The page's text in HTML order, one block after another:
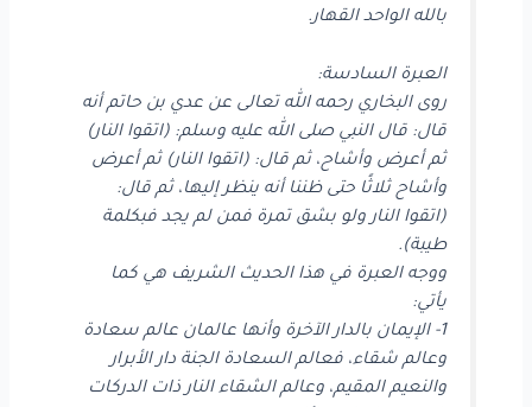
بالله الواحد القهار.
العبرة السادسة:
روى البخاري رحمه الله تعالى عن عدي بن حاتم أنه
قال: قال النبي صلى الله عليه وسلم: (اتقوا النار)
ثم أعرض وأشاح، ثم قال: (اتقوا النار) ثم أعرض
وأشاح ثلاثًا حتى ظننا أنه ينظر إليها، ثم قال:
(اتقوا النار ولو بشق تمرة فمن لم يجد فبكلمة
طيبة).
ووجه العبرة في هذا الحديث الشريف هي كما
يأتي:
1- الإيمان بالدار الآخرة وأنها عالمان عالم سعادة
وعالم شقاء، فعالم السعادة الجنة دار الأبرار
والنعيم المقيم، وعالم الشقاء النار ذات الدركات